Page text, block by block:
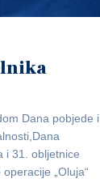
Dana pobjede i
i 31. obljetnice
„Oluja“